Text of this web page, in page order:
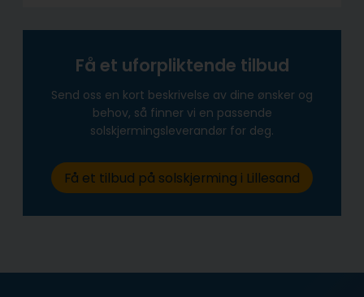
Få et uforpliktende tilbud
Send oss en kort beskrivelse av dine ønsker og
behov, så finner vi en passende
solskjermingsleverandør for deg.
Få et tilbud på solskjerming i Lillesand